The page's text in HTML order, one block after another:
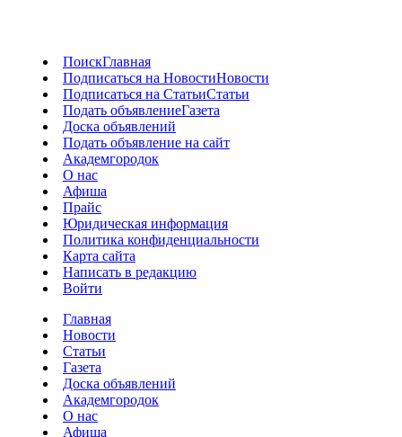
ПоискГлавная
Подписаться на НовостиНовости
Подписаться на СтатьиСтатьи
Подать объявлениеГазета
Доска объявлений
Подать объявление на сайт
Академгородок
О нас
Афиша
Прайс
Юридическая информация
Политика конфиденциальности
Карта сайта
Написать в редакцию
Войти
Главная
Новости
Статьи
Газета
Доска объявлений
Академгородок
О нас
Афиша